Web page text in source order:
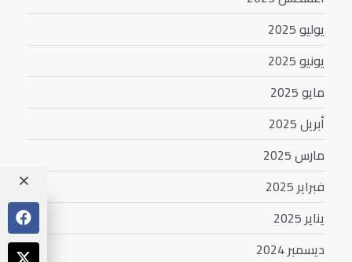
يوليو 2025
يونيو 2025
مايو 2025
أبريل 2025
مارس 2025
فبراير 2025
يناير 2025
ديسمبر 2024